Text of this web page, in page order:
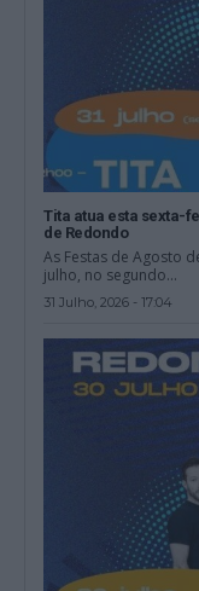
Tita atua esta sexta-
de Redondo
As Festas de Agosto
julho, no segundo...
31 Julho, 2026 - 17:04